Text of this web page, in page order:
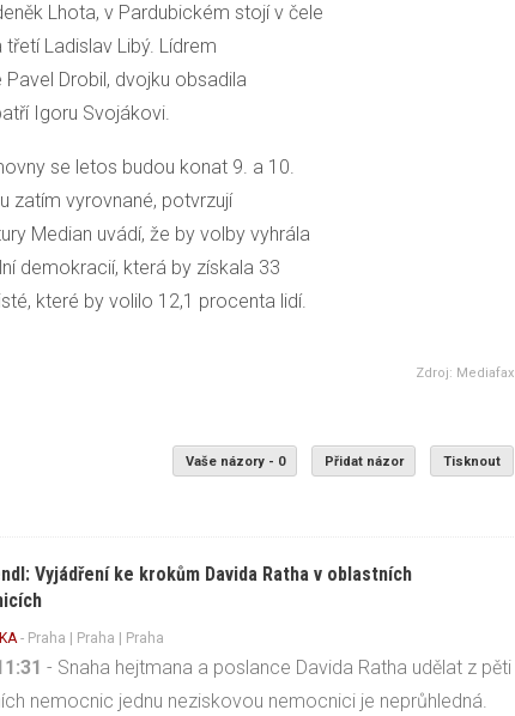
Lhota, v Pardubickém stojí v čele
třetí Ladislav Libý. Lídrem
Drobil, dvojku obsadila
Igoru Svojákovi.
se letos budou konat 9. a 10.
zatím vyrovnané, potvrzují
Median uvádí, že by volby vyhrála
demokracií, která by získala 33
které by volilo 12,1 procenta lidí.
Zdroj: Mediafax
Vaše názory - 0 Přidat názor Tisknout
Vyjádření ke krokům Davida Ratha v oblastních
- Praha Praha | Praha
- Snaha hejtmana a poslance Davida Ratha udělat z pěti
nemocnic jednu neziskovou nemocnici je neprůhledná.